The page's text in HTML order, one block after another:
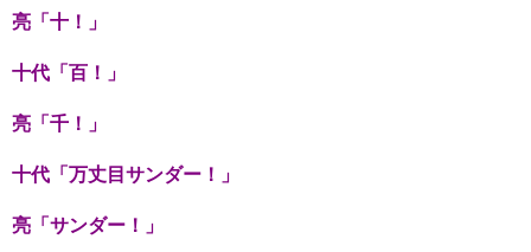
亮「十！」
十代「百！」
亮「千！」
十代「万丈目サンダー！」
亮「サンダー！」